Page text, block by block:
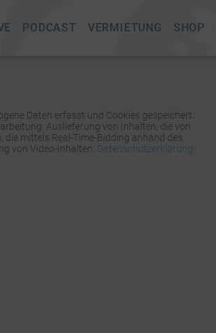
PODCAST VERMIETUNG SHOP
Daten erfasst und Cookies gespeichert.
Auslieferung von Inhalten, die von
mittels Real-Time-Bidding anhand des
von Video-Inhalten. Datenschutzerklärung